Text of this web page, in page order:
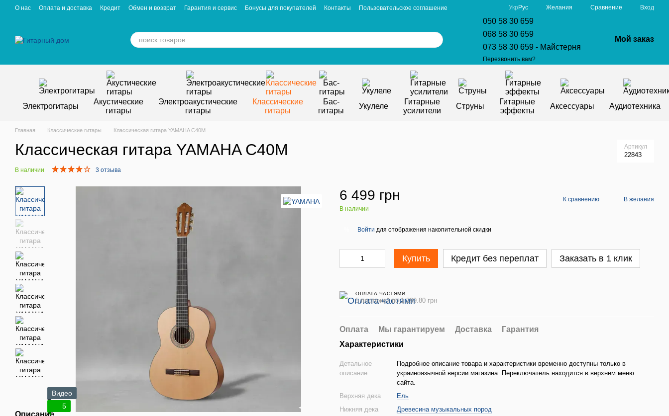
Перейти к основному контенту
О нас Оплата и доставка Кредит Обмен и возврат Гарантия и сервис Бонусы для покупателей Контакты
Пользовательское соглашение
Укр Рус Желания Сравнение Вход
050 58 30 659
068 58 30 659
073 58 30 659 - Майстерня
Перезвонить вам?
Мой заказ
Электрогитары
Акустические
гитары
Электроакустические
гитары
Классические
гитары
Бас-
гитары
Укулеле
Гитарные
усилители
Струны
Гитарные
эффекты
Аксессуары Аудиотехника
Главная Классические гитары Классическая гитара YAMAHA C40M
Классическая гитара YAMAHA C40M Артикул
22843
В наличии 3 отзыва
Видео
5
Описание
6 499 грн
В наличии
К сравнению В желания
Войти для отображения накопительной скидки
Купить Кредит без переплат Заказать в 1 клик
ОПЛАТА ЧАСТЯМИ
5 платежей по 1 299.80 грн
Оплата Мы гарантируем Доставка
Гарантия
Характеристики
Детальное
описание
Подробное описание товара и характеристики временно доступны только в
украиноязычной версии магазина. Переключатель находится в верхнем меню
сайта.
Верхняя дека
Ель
Нижняя дека
Древесина музыкальных пород